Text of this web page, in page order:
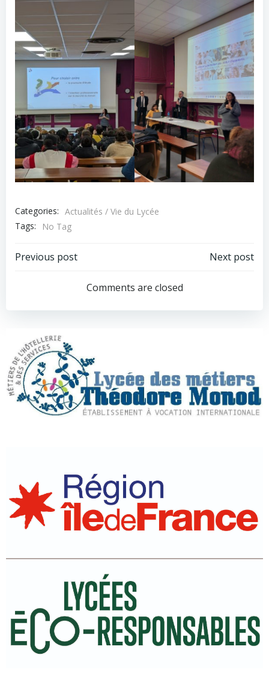
Categories: Actualités / Vie du Lycée
Tags:
No Tag
Navigation
l’article
Previous post
Navigation
de
l’article
Next post
Comments are closed